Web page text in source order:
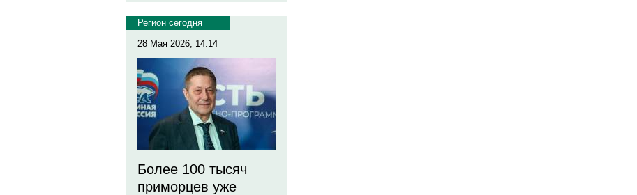
Регион сегодня
28 Мая 2026, 14:14
Более 100 тысяч
приморцев уже